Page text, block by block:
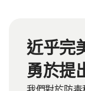
近乎完
勇於提